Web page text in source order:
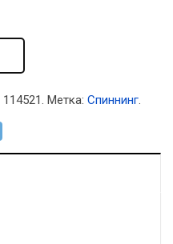
114521. Метка: Спиннинг.